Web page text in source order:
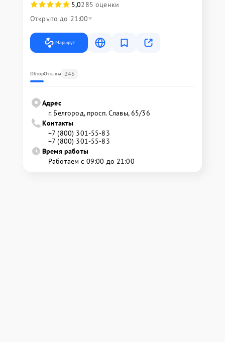
5,0285 оценки
Открыто до 21:00
Маршрут
ОбзорОтзывы 245
Адрес
г. Белгород, просп. Славы, 65/36
Контакты
+7 (800) 301-55-83
+7 (800) 301-55-83
Время работы
Работаем с 09:00 до 21:00